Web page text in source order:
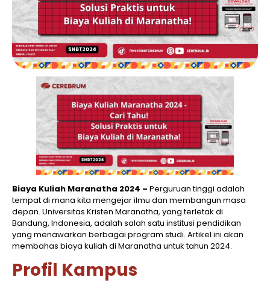
Biaya Kuliah Maranatha 2024 – Perguruan tinggi adalah
tempat di mana kita mengejar ilmu dan membangun masa
depan. Universitas Kristen Maranatha, yang terletak di
Bandung, Indonesia, adalah salah satu institusi pendidikan
yang menawarkan berbagai program studi. Artikel ini akan
membahas biaya kuliah di Maranatha untuk tahun 2024.
Profil Kampus